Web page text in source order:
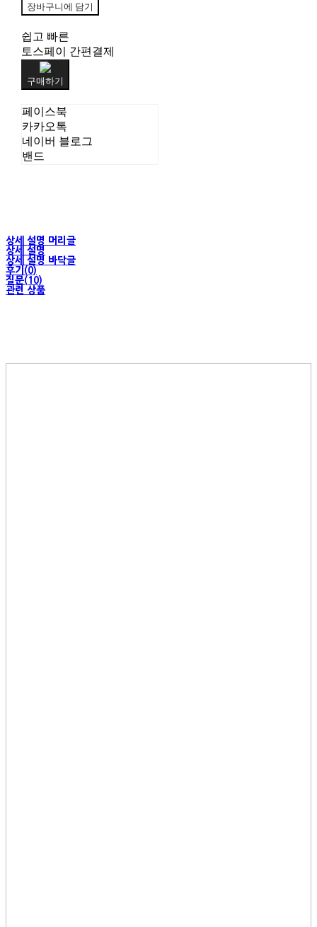
장바구니에 담기
쉽고 빠른
토스페이 간편결제
구매하기
페이스북
카카오톡
네이버 블로그
밴드
상세 설명 머리글
상세 설명
상세 설명 바닥글
후기(0)
질문(10)
관련 상품